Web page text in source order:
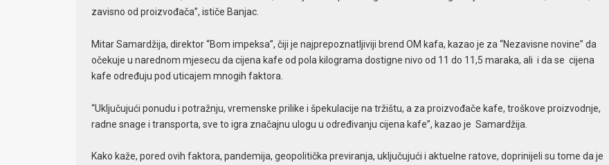
zavisno od proizvođača”, ističe Banjac.
Mitar Samardžija, direktor “Bom impeksa”, čiji je najprepoznatljiviji brend OM kafa, kazao je za “Nezavisne novine” da
očekuje u narednom mjesecu da cijena kafe od pola kilograma dostigne nivo od 11 do 11,5 maraka, ali i da se cijena
kafe određuju pod uticajem mnogih faktora.
“Uključujući ponudu i potražnju, vremenske prilike i špekulacije na tržištu, a za proizvođače kafe, troškove proizvodnje,
radne snage i transporta, sve to igra značajnu ulogu u određivanju cijena kafe”, kazao je Samardžija.
Kako kaže, pored ovih faktora, pandemija, geopolitička previranja, uključujući i aktuelne ratove, doprinijeli su tome da je